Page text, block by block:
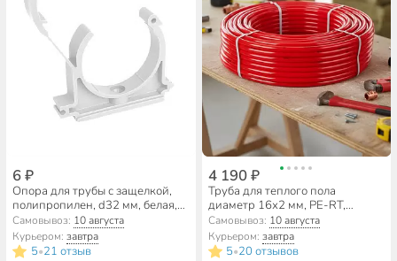
6 ₽
Опора для трубы с защелкой,
полипропилен, d32 мм, белая,
Valfex
Самовывоз: 10 августа
Курьером:завтра
5•21 отзыв
4 190 ₽
Труба для теплого пола
диаметр 16х2 мм, PE-RT,
красная, 100 м, Valfex
Самовывоз: 10 августа
Курьером: завтра
5•20 отзывов